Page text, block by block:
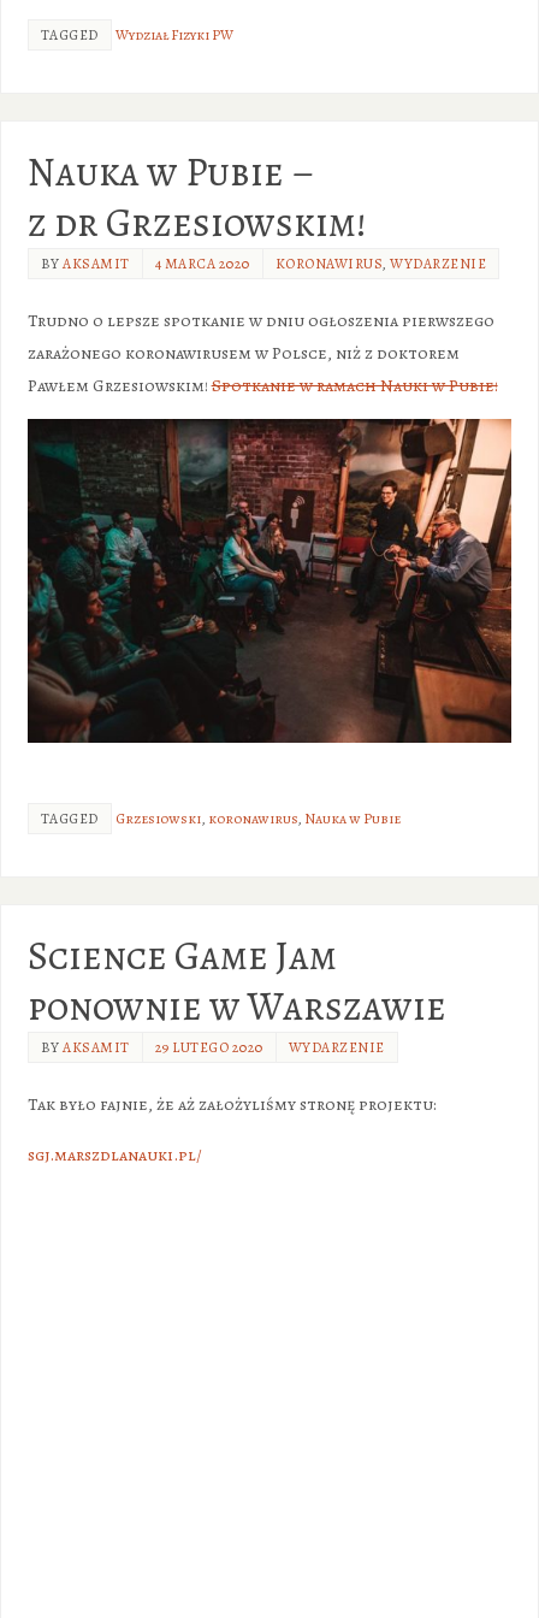
TAGGED Wydział Fizyki PW
Nauka w Pubie –
z dr Grzesiowskim!
BYAKSAMIT 4 MARCA 2020 KORONAWIRUS,WYDARZENIE
Trudno o lepsze spotkanie w dniu ogłoszenia pierwszego
zarażonego koronawirusem w Polsce, niż z doktorem
Pawłem Grzesiowskim!Spotkanie w ramach Nauki w Pubie!
TAGGED Grzesiowski, koronawirus, Nauka w Pubie
Science Game Jam
ponownie w Warszawie
BYAKSAMIT 29 LUTEGO 2020 WYDARZENIE
Tak było fajnie, że aż założyliśmy stronę projektu:
sgj.marszdlanauki.pl/